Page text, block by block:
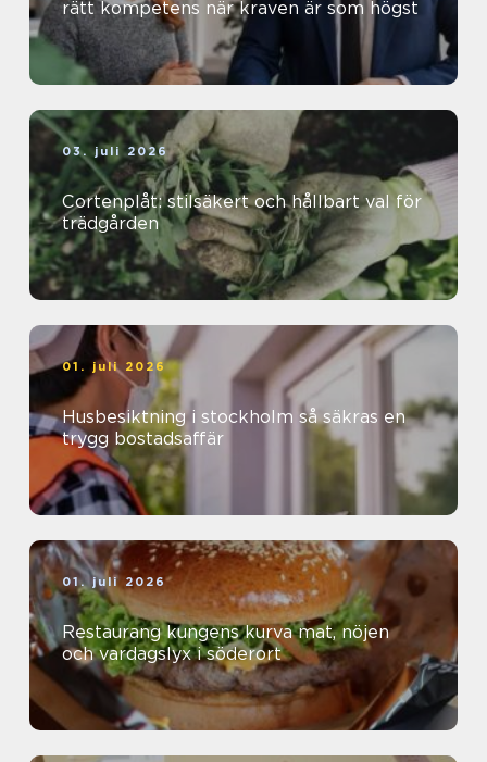
rätt kompetens när kraven är som högst
03. juli 2026
Cortenplåt: stilsäkert och hållbart val för
trädgården
01. juli 2026
Husbesiktning i stockholm så säkras en
trygg bostadsaffär
01. juli 2026
Restaurang kungens kurva mat, nöjen
och vardagslyx i söderort